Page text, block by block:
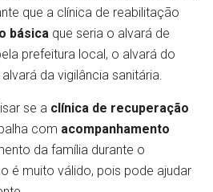
que a clínica de reabilitação
básica que seria o alvará de
prefeitura local, o alvará do
da vigilância sanitária.
se a clínica de recuperação
com acompanhamento
da família durante o
é muito válido, pois pode ajudar